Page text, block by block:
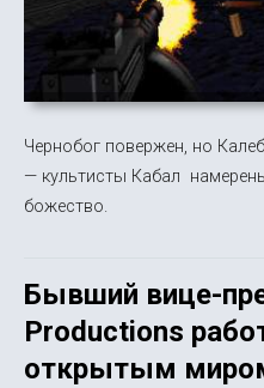
Чернобог повержен, но
— культисты Кабал
божество.
Бывший вице-
Productions
открытым